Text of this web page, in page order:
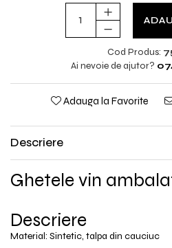
Cod Produs:
Ai nevoie de ajutor?
Adauga la Favorite
Descriere
Ghetele vin
Descriere
Material: Sintetic, talpa din cauciuc